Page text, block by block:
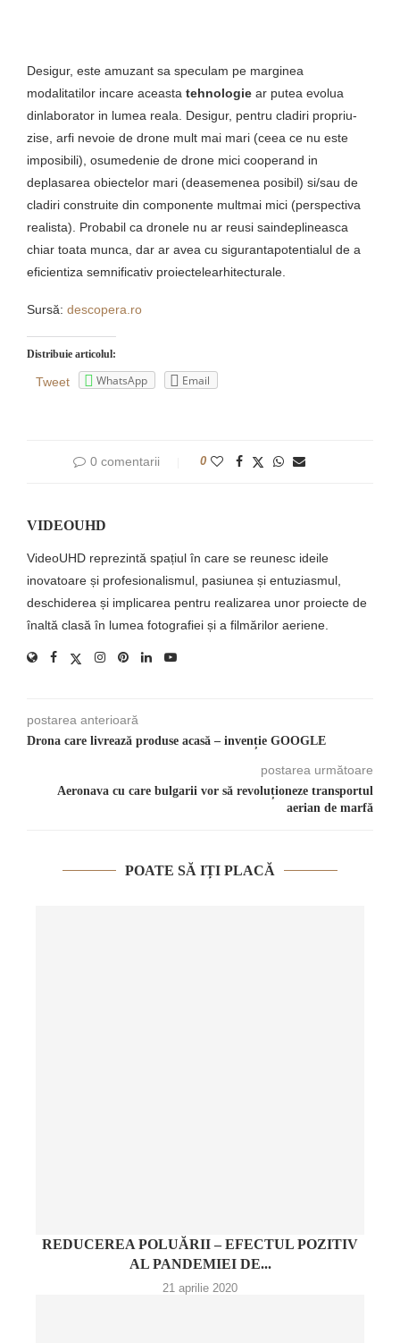
Desigur, este amuzant sa speculam pe marginea
modalitatilor incare aceasta tehnologie ar putea evolua
dinlaborator in lumea reala. Desigur, pentru cladiri propriu-
zise, arfi nevoie de drone mult mai mari (ceea ce nu este
imposibili), osumedenie de drone mici cooperand in
deplasarea obiectelor mari (deasemenea posibil) si/sau de
cladiri construite din componente multmai mici (perspectiva
realista). Probabil ca dronele nu ar reusi saindeplineasca
chiar toata munca, dar ar avea cu sigurantapotentialul de a
eficientiza semnificativ proiectelearhitecturale.
Sursă: descopera.ro
Distribuie articolul:
Tweet WhatsApp Email
0 comentarii 0
VIDEOUHD
VideoUHD reprezintă spațiul în care se reunesc ideile
inovatoare și profesionalismul, pasiunea și entuziasmul,
deschiderea și implicarea pentru realizarea unor proiecte de
înaltă clasă în lumea fotografiei și a filmărilor aeriene.
postarea anterioară
Drona care livrează produse acasă – invenție GOOGLE
postarea următoare
Aeronava cu care bulgarii vor să revoluționeze transportul
aerian de marfă
POATE SĂ IȚI PLACĂ
REDUCEREA POLUĂRII – EFECTUL POZITIV
AL PANDEMIEI DE...
21 aprilie 2020